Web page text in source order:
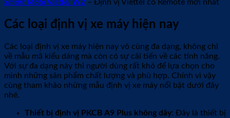
Smart Moto Viettel W2 – Định vị Viettel có Remote mới nhất
Các loại định vị xe máy hiện nay
Các loại định vị xe máy hiện nay vô cùng đa dạng, không chỉ
về mẫu mã kiểu dáng mà còn có sự cải tiến về các tính năng.
Với sự đa dạng này thì người dùng rất khó để lựa chọn cho
mình những sản phẩm chất lượng và phù hợp. Chính vì vậy
cùng tham khảo những mẫu định vị xe máy nổi bật dưới đây
nhé.
Thiết bị định vị PKCB A9 Plus không dây: Đây là thiết bị